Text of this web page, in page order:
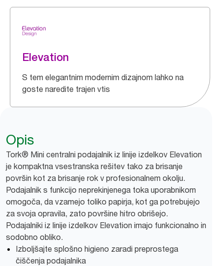
Elevation
S tem elegantnim modernim dizajnom lahko na
goste naredite trajen vtis
Opis
Tork® Mini centralni podajalnik iz linije izdelkov Elevation
je kompaktna vsestranska rešitev tako za brisanje
površin kot za brisanje rok v profesionalnem okolju.
Podajalnik s funkcijo neprekinjenega toka uporabnikom
omogoča, da vzamejo toliko papirja, kot ga potrebujejo
za svoja opravila, zato površine hitro obrišejo.
Podajalniki iz linije izdelkov Elevation imajo funkcionalno in
sodobno obliko.
Izboljšajte splošno higieno zaradi preprostega
čiščenja podajalnika